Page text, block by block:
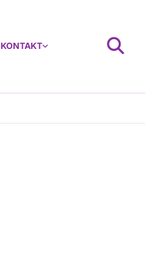
KONTAKT